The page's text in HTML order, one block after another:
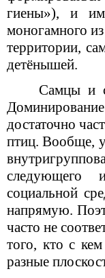
гиены»), и
моногамного
территории,
детёнышей.
Самцы и
достаточно
птиц. Вообще,
следующего
социальной
напрямую.
часто не
того, кто с
разные